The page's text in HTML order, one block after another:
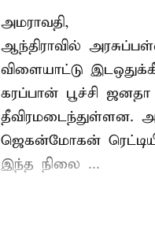
அமராவதி,
ஆந்திராவில்
விளையாட்டு
கரப்பான் பூச்சி
தீவிரமடைந்துள்ளன.
ஜெகன்மோகன்
இந்த நிலை ...